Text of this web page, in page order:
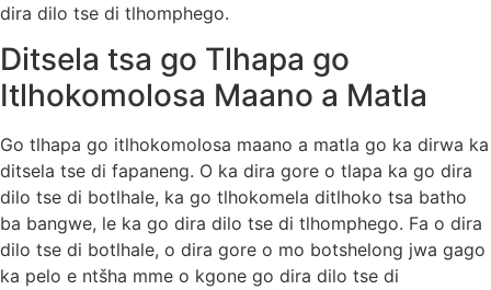
dira dilo tse di tlhomphego.
Ditsela tsa go Tlhapa go
Itlhokomolosa Maano a Matla
Go tlhapa go itlhokomolosa maano a matla go ka dirwa ka
ditsela tse di fapaneng. O ka dira gore o tlapa ka go dira
dilo tse di botlhale, ka go tlhokomela ditlhoko tsa batho
ba bangwe, le ka go dira dilo tse di tlhomphego. Fa o dira
dilo tse di botlhale, o dira gore o mo botshelong jwa gago
ka pelo e ntšha mme o kgone go dira dilo tse di